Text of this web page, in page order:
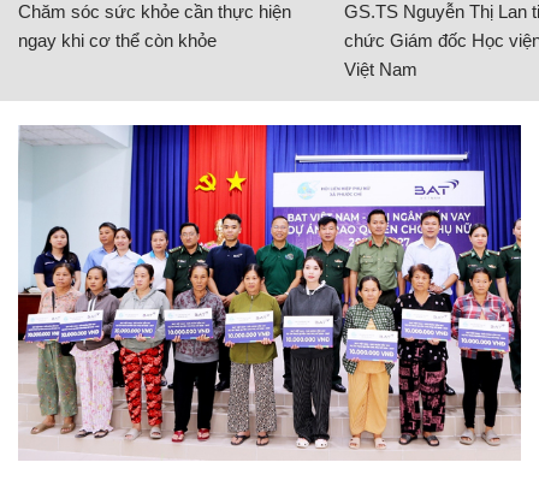
Chăm sóc sức khỏe cần thực hiện
ngay khi cơ thể còn khỏe
GS.TS Nguyễn Thị Lan
chức Giám đốc Học
Việt Nam